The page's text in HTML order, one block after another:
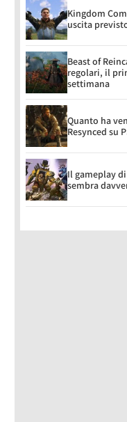
Kingdom
uscita
Beast of
regolari, il
settimana
Quanto ha
Resynced su
Il gameplay
sembra